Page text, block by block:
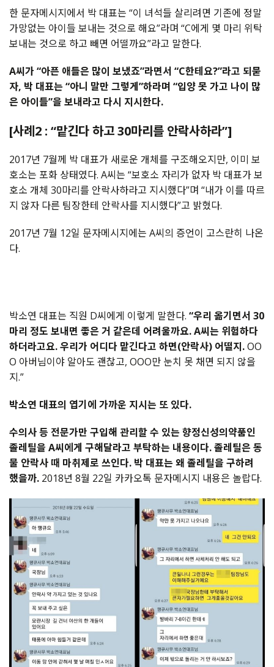
한 문자메시지에서 박 대표는 “이 녀석들 살리려면 기존에 정말
가망없는 아이들 보내는 것으로 해요”라며 “C에게 몇 마리 위탁
보내는 것으로 하고 빼면 어떨까요”라고 말한다.
A씨가 “아픈 애들은 많이 보냈죠”라면서 “C한테요?”라고 되묻
자, 박 대표는 “아니 말만 그렇게”하라며 “입양 못 가고 나이 많
은 아이들”을 보내라고 다시 지시한다.
[사례2 : “맡긴다 하고 30마리를 안락사하라”]
2017년 7월께 박 대표가 새로운 개체를 구조해오지만, 이미 보
호소는 포화 상태였다. A씨는 “보호소 자리가 없자 박 대표가 보
호소 개체 30마리를 안락사하라고 지시했다”며 “내가 이를 따르
지 않자 다른 팀장한테 안락사를 지시했다”고 밝혔다.
2017년 7월 12일 문자메시지에는 A씨의 증언이 고스란히 나온
다.
박소연 대표는 직원 D씨에게 이렇게 말한다. “우리 옮기면서 30
마리 정도 보내면 좋은 거 같은데 어려울까요. A씨는 위험하다
하더라고요. 우리가 어디다 맡긴다고 하면(안락사) 어떨지.OO
O 아버님이야 알아도 괜찮고, OOO만 눈치 못 채면 되지 않을
지.”
박소연 대표의 엽기에 가까운 지시는 또 있다.
수의사 등 전문가만 구입해 관리할 수 있는 향정신성의약품인
졸레틸을 A씨에게 구해달라고 부탁하는 내용이다.졸레틸은 동
물 안락사 때 마취제로 쓰인다. 박 대표는 왜 졸레틸을 구하려
했을까. 2018년 8월 22일 카카오톡 문자메시지 내용은 놀랍다.